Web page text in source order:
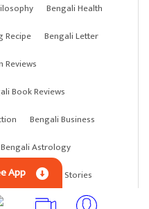
Bengali Health
Recipe
Bengali Letter
Reviews
Book Reviews
Bengali Business
Bengali Astrology
Bengali Crime Stories
App